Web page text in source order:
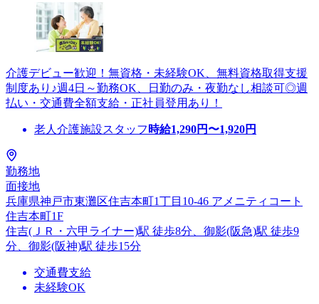
介護デビュー歓迎！無資格・未経験OK、無料資格取得支援
制度あり♪週4日～勤務OK、日勤のみ・夜勤なし相談可◎週
払い・交通費全額支給・正社員登用あり！
老人介護施設スタッフ 時給1,290円〜1,920円
勤務地
面接地
兵庫県神戸市東灘区住吉本町1丁目10-46 アメニティコート
住吉本町1F
住吉(ＪＲ・六甲ライナー)駅 徒歩8分、御影(阪急)駅 徒歩9
分、御影(阪神)駅 徒歩15分
交通費支給
未経験OK